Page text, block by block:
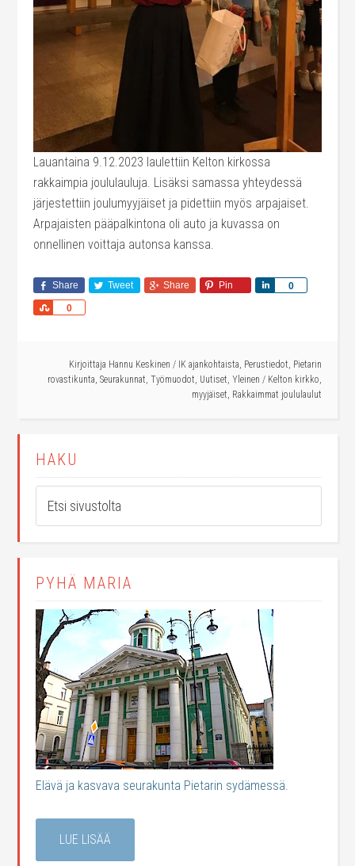
Lauantaina 9.12.2023 laulettiin Kelton kirkossa
rakkaimpia joululauluja. Lisäksi samassa yhteydessä
järjestettiin joulumyyjäiset ja pidettiin myös arpajaiset.
Arpajaisten pääpalkintona oli auto ja kuvassa on
onnellinen voittaja autonsa kanssa.
Share Tweet Share Pin 0
Share
0
Share
Kirjoittaja Hannu Keskinen / IK ajankohtaista, Perustiedot, Pietarin
rovastikunta, Seurakunnat, Työmuodot, Uutiset, Yleinen / Kelton kirkko,
myyjäiset, Rakkaimmat joululaulut
HAKU
PYHÄ MARIA
Elävä ja kasvava seurakunta Pietarin sydämessä.
LUE LISÄÄ